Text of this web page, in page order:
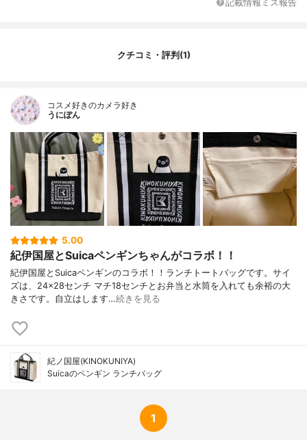
記載情報ミス報告
クチコミ・評判(1)
コスメ好きのカメラ好き
うにぽん
5.00
紀伊国屋とSuicaペンギンちゃんがコラボ！！
紀伊国屋とSuicaペンギンのコラボ！！ランチトートバッグです。サイ
ズは、24×28センチ マチ18センチとお弁当と水筒を入れても余裕の大
きさです。自立はします…続きを見る
紀ノ国屋(KINOKUNIYA)
Suicaのペンギン ランチバッグ
1